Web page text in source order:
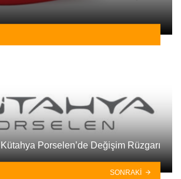
Kütahya Porselen’de Değişim Rüzgarı
SONRAKI